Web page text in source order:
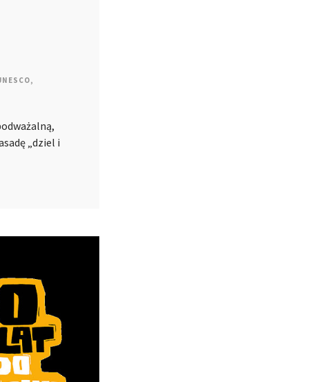
,
„dziel i